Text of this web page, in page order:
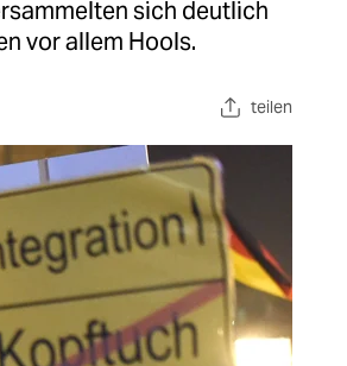
sich deutlich
vor allem Hools.
teilen